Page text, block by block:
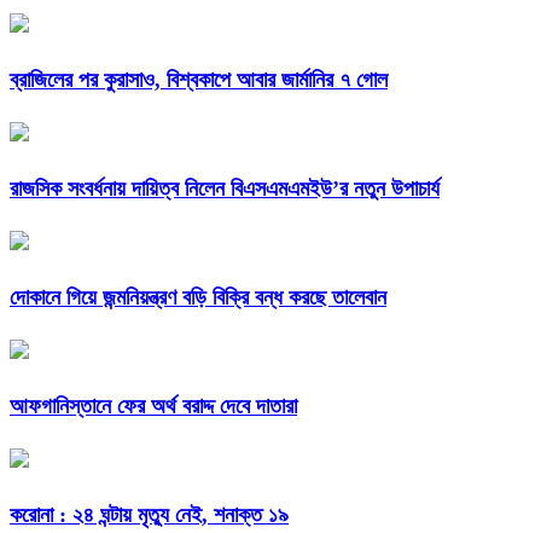
ব্রাজিলের পর কুরাসাও, বিশ্বকাপে আবার জার্মানির ৭ গোল
রাজসিক সংবর্ধনায় দায়িত্ব নিলেন বিএসএমএমইউ’র নতুন উপাচার্য
দোকানে গিয়ে জন্মনিয়ন্ত্রণ বড়ি বিক্রি বন্ধ করছে তালেবান
আফগানিস্তানে ফের অর্থ বরাদ্দ দেবে দাতারা
করোনা : ২৪ ঘন্টায় মৃত্যু নেই, শনাক্ত ১৯